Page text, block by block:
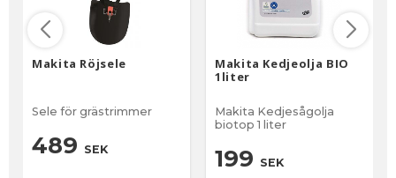
Makita Röjsele
Sele för grästrimmer
489 SEK
Makita Kedjeolja BIO
1liter
Makita Kedjesågolja
biotop 1 liter
199 SEK